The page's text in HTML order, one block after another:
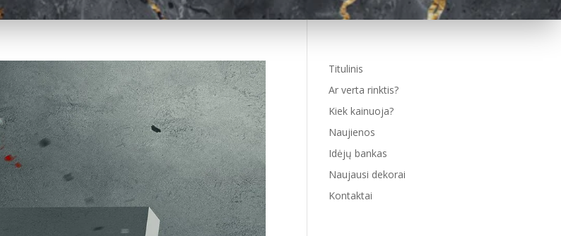
Titulinis
Ar verta rinktis?
Kiek kainuoja?
Naujienos
Idėjų bankas
Naujausi dekorai
Kontaktai